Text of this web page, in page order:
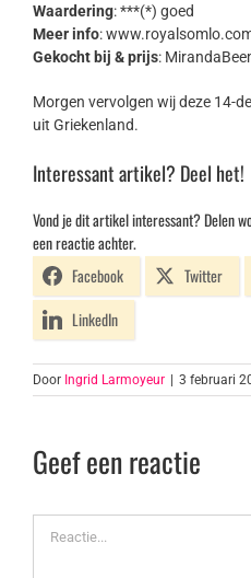
Waardering: ***(*) goed
Meer info:
Gekocht bij & prijs:
Morgen vervolgen wij deze 14-
uit Griekenland.
Interessant artikel? Deel het!
Vond je dit artikel interessant? Delen
een reactie achter.
Facebook
Twitter
LinkedIn
Door Ingrid Larmoyeur 3 februari
Geef een reactie